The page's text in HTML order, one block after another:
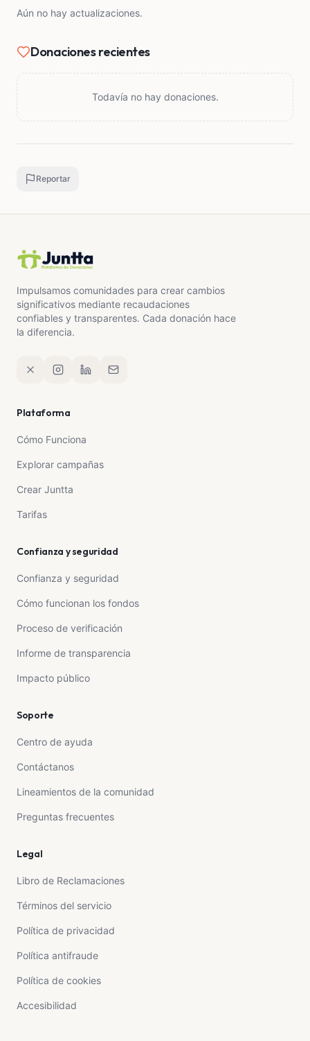
Aún no hay actualizaciones.
Donaciones recientes
Todavía no hay donaciones.
Reportar
Impulsamos comunidades para crear cambios
significativos mediante recaudaciones
confiables y transparentes. Cada donación hace
la diferencia.
Plataforma
Cómo Funciona
Explorar campañas
Crear Juntta
Tarifas
Confianza y seguridad
Confianza y seguridad
Cómo funcionan los fondos
Proceso de verificación
Informe de transparencia
Impacto público
Soporte
Centro de ayuda
Contáctanos
Lineamientos de la comunidad
Preguntas frecuentes
Legal
Libro de Reclamaciones
Términos del servicio
Política de privacidad
Política antifraude
Política de cookies
Accesibilidad